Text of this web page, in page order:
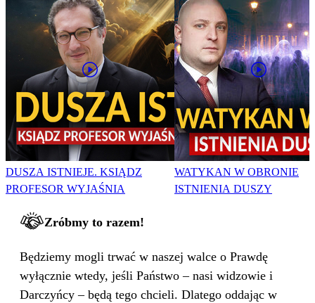
DUSZA ISTNIEJE. KSIĄDZ
PROFESOR WYJAŚNIA
WATYKAN W OBRONIE
ISTNIENIA DUSZY
Zróbmy to razem!
Będziemy mogli trwać w naszej walce o Prawdę
wyłącznie wtedy, jeśli Państwo – nasi widzowie i
Darczyńcy – będą tego chcieli. Dlatego oddając w